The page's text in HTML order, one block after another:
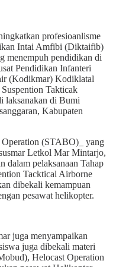
profesioanlisme
Intai Amfibi (Diktaifib)
menempuh pendidikan di
Pendidikan Infanteri
(Kodikmar) Kodiklatal
Takticak
laksanakan di Bumi
Kabupaten
(STABO)_ yang
Letkol Mar Mintarjo,
dalam pelaksanaan Tahap
Tacktical Airborne
dibekali kemampuan
pesawat helikopter.
juga menyampaikan
juga dibekali materi
Helocast Operation